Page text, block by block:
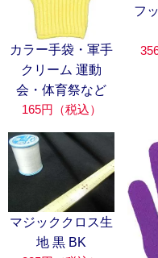
カラー手袋・軍手
クリーム 運動
会・体育祭など
165円（税込）
フ
マジッククロス生
地 黒 BK